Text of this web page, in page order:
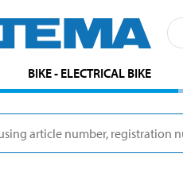
BIKE - ELECTRICAL BIKE